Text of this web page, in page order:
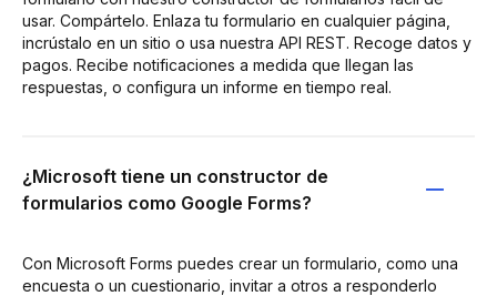
usar. Compártelo. Enlaza tu formulario en cualquier página,
incrústalo en un sitio o usa nuestra API REST. Recoge datos y
pagos. Recibe notificaciones a medida que llegan las
respuestas, o configura un informe en tiempo real.
¿Microsoft tiene un constructor de
formularios como Google Forms?
Con Microsoft Forms puedes crear un formulario, como una
encuesta o un cuestionario, invitar a otros a responderlo